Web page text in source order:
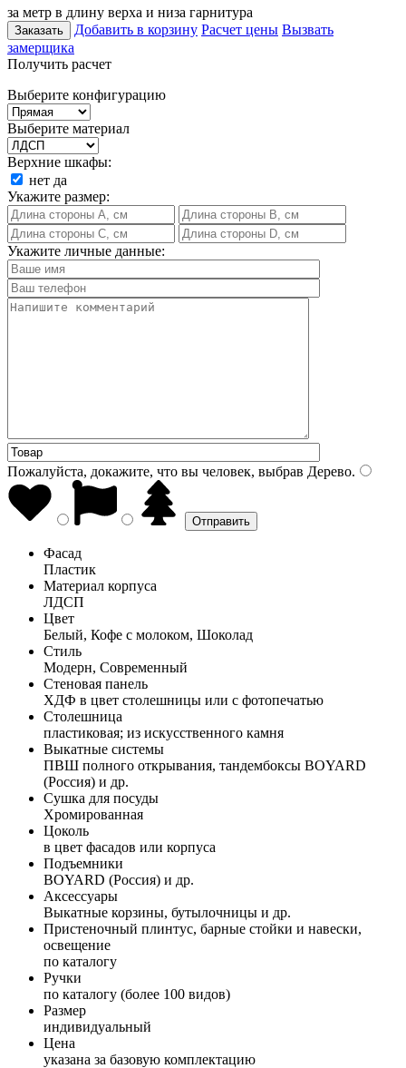
за метр в длину верха и низа гарнитура
Заказать Добавить в корзину Расчет цены Вызвать
замерщика
Получить расчет
Выберите конфигурацию
Выберите материал
Верхние шкафы:
нет да
Укажите размер:
Укажите личные данные:
Пожалуйста, докажите, что вы человек, выбрав Дерево.
Фасад
Пластик
Материал корпуса
ЛДСП
Цвет
Белый, Кофе с молоком, Шоколад
Стиль
Модерн, Современный
Стеновая панель
ХДФ в цвет столешницы или с фотопечатью
Столешница
пластиковая; из искусственного камня
Выкатные системы
ПВШ полного открывания, тандембоксы BOYARD
(Россия) и др.
Сушка для посуды
Хромированная
Цоколь
в цвет фасадов или корпуса
Подъемники
BOYARD (Россия) и др.
Аксессуары
Выкатные корзины, бутылочницы и др.
Пристеночный плинтус, барные стойки и навески,
освещение
по каталогу
Ручки
по каталогу (более 100 видов)
Размер
индивидуальный
Цена
указана за базовую комплектацию